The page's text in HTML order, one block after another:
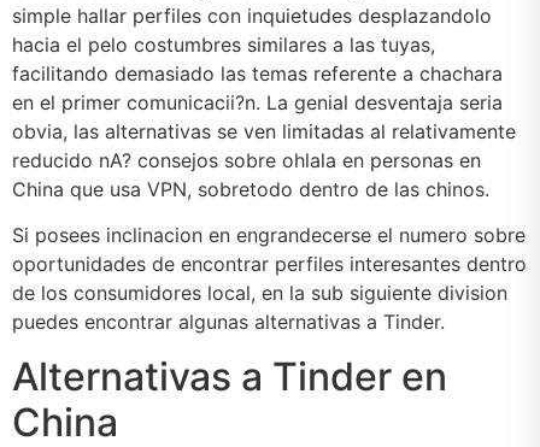
simple hallar perfiles con inquietudes desplazandolo
hacia el pelo costumbres similares a las tuyas,
facilitando demasiado las temas referente a chachara
en el primer comunicacii?n. La genial desventaja seri­a
obvia, las alternativas se ven limitadas al relativamente
reducido nA? consejos sobre ohlala en personas en
China que usa VPN, sobretodo dentro de las chinos.
Si posees inclinacion en engrandecerse el numero sobre
oportunidades de encontrar perfiles interesantes dentro
de los consumidores local, en la sub siguiente division
puedes encontrar algunas alternativas a Tinder.
Alternativas a Tinder en
China